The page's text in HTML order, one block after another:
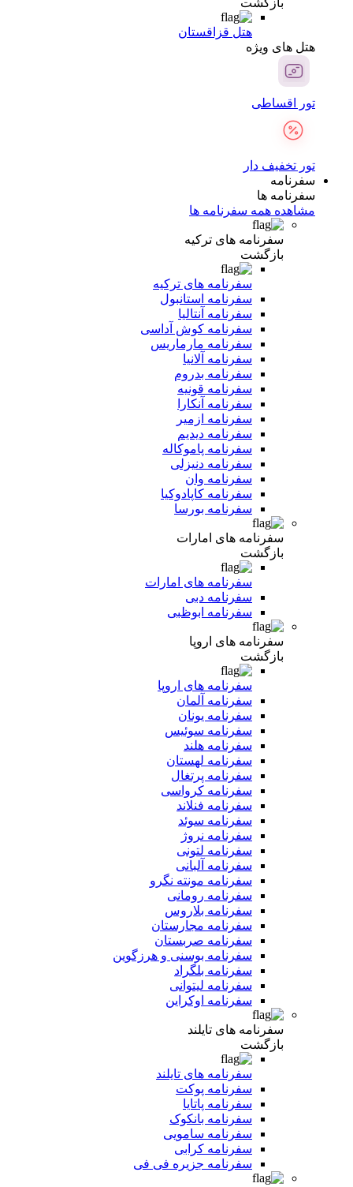
بازگشت
هتل قزاقستان
هتل های ویژه
تور اقساطی
تور تخفیف دار
سفرنامه
سفرنامه ها
مشاهده همه سفرنامه ها
سفرنامه های ترکیه
بازگشت
سفرنامه های ترکیه
سفرنامه استانبول
سفرنامه آنتالیا
سفرنامه کوش آداسی
سفرنامه مارماریس
سفرنامه آلانیا
سفرنامه بدروم
سفرنامه قونیه
سفرنامه آنکارا
سفرنامه ازمیر
سفرنامه دیدیم
سفرنامه پاموکاله
سفرنامه دنیزلی
سفرنامه وان
سفرنامه کاپادوکیا
سفرنامه بورسا
سفرنامه های امارات
بازگشت
سفرنامه های امارات
سفرنامه دبی
سفرنامه ابوظبی
سفرنامه های اروپا
بازگشت
سفرنامه های اروپا
سفرنامه آلمان
سفرنامه یونان
سفرنامه سوئیس
سفرنامه هلند
سفرنامه لهستان
سفرنامه پرتغال
سفرنامه کرواسی
سفرنامه فنلاند
سفرنامه سوئد
سفرنامه نروژ
سفرنامه لتونی
سفرنامه آلبانی
سفرنامه مونته نگرو
سفرنامه رومانی
سفرنامه بلاروس
سفرنامه مجارستان
سفرنامه صربستان
سفرنامه بوسنی و هرزگوین
سفرنامه بلگراد
سفرنامه لیتوانی
سفرنامه اوکراین
سفرنامه های تایلند
بازگشت
سفرنامه های تایلند
سفرنامه پوکت
سفرنامه پاتایا
سفرنامه بانکوک
سفرنامه سامویی
سفرنامه کرابی
سفرنامه جزیره فی فی